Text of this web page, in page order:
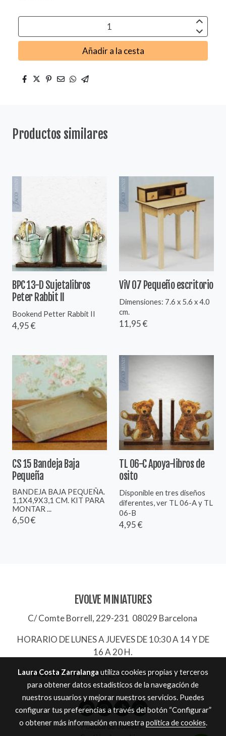
Añadir a la cesta
Productos similares
BPC 13-D Sujetalibros
Peter Rabbit II
Bookend Petter Rabbit II
4,95 €
ViV 07 Pequeño escritorio
Dimensiones: 7.6 x 5.6 x 4.0
cm.
11,95 €
CS 15 Bandeja Baja
Pequeña
BANDEJA BAJA PEQUEÑA.
1,1X4,9X3,1 CM. KIT PARA
MONTAR ...
6,50 €
TL 06-C Apoya-libros de
osito
Disponible en tres diseños
diferentes, ver TL 06-A y TL
06-B
4,95 €
EVOLVE MINIATURES
C/ Comte Borrell, 229-231 08029 Barcelona
HORARIO DE LUNES A JUEVES DE 10:30 A 14 Y DE
16 A 20 H.
932657744|evolve@evolve-miniatures.es
Política de cookies
Laura Costa Zarralanga utiliza cookies propias y terceros
para obtener datos estadísticos de la navegación de
nuestros usuarios y mejorar nuestros servicios. Puedes
configurar tus preferencias a través del botón “Configurar”
o obtener más información en nuestra política de cookies.